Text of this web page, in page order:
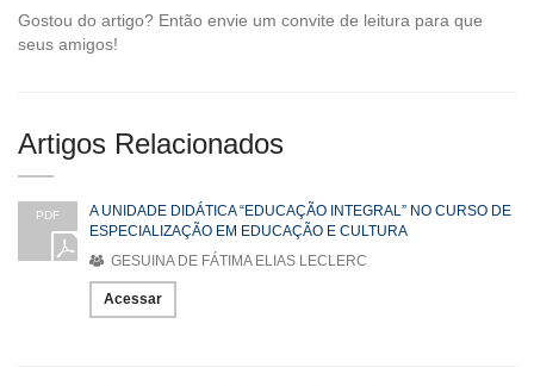
Gostou do artigo? Então envie um convite de leitura para que
seus amigos!
Artigos Relacionados
PDF
A UNIDADE DIDÁTICA “EDUCAÇÃO INTEGRAL” NO CURSO DE
ESPECIALIZAÇÃO EM EDUCAÇÃO E CULTURA
GESUINA DE FÁTIMA ELIAS LECLERC
Acessar